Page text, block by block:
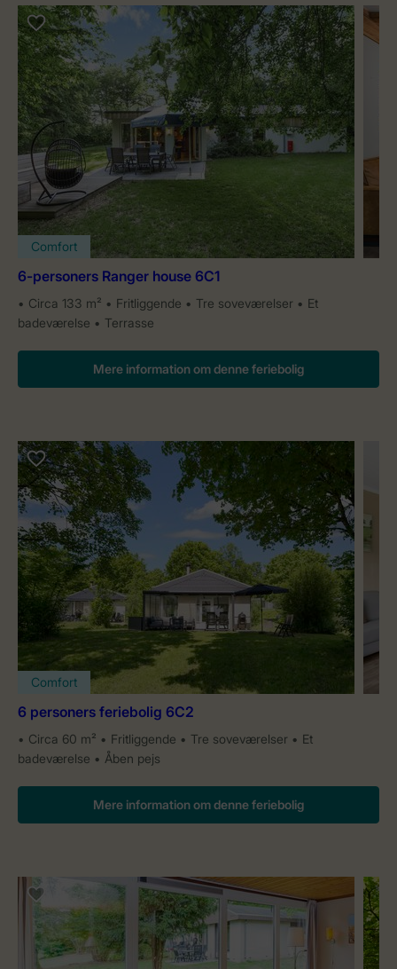
Comfort
6-personers Ranger house 6C1
Circa 133 m² Fritliggende Tre soveværelser
Et
badeværelse
Terrasse
Mere information om denne feriebolig
Comfort
6 personers feriebolig 6C2
Circa 60 m² Fritliggende Tre soveværelser
Et
badeværelse
Åben pejs
Mere information om denne feriebolig